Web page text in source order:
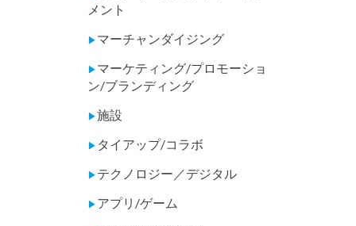
メント
▶ マーチャンダイジング
▶ マーケティング/プロモーショ
ン/ブランディング
▶施設
▶ タイアップ/コラボ
▶ テクノロジー／デジタル
▶ アプリ/ゲーム